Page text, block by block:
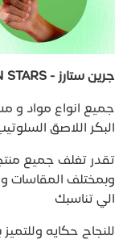
جرين ستارز - GREEN STARS (سلوتيب ومواد تعبئة وتغليف)
جميع انواع مواد و
البكر اللاصق
تقدر تغلف جميع
وبمختلف المقاسات و
الي تناسبك
للنجاح حكايه